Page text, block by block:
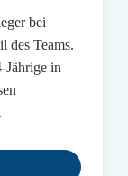
bei
des Teams.
Jährige in